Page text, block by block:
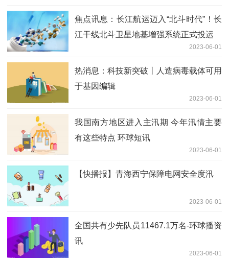
焦点讯息：长江航运迈入“北斗时代”！长
江干线北斗卫星地基增强系统正式投运
2023-06-01
热消息：科技新突破丨人造病毒载体可用
于基因编辑
2023-06-01
我国南方地区进入主汛期 今年汛情主要
有这些特点 环球短讯
2023-06-01
【快播报】青海西宁保障电网安全度汛
2023-06-01
全国共有少先队员11467.1万名-环球播资
讯
2023-06-01